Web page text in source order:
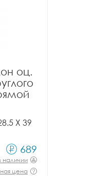
оц.
X 39
689
наличии
цена